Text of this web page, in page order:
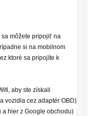
sa môžete pripojiť na
si na mobilnom
ktoré sa pripojíte k
aby ste získali
vozidla cez adaptér OBD)
a hier z Google obchodu)